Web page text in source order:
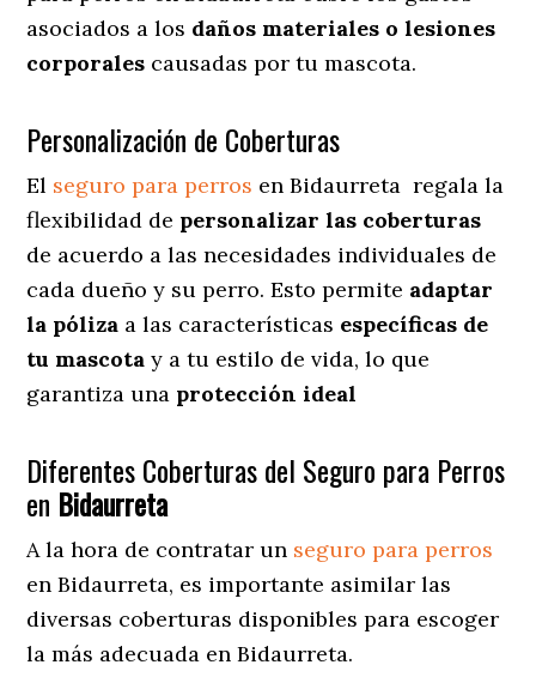
asociados a los daños materiales o lesiones
corporales causadas por tu mascota.
Personalización de Coberturas
El seguro para perros en Bidaurreta regala la
flexibilidad de personalizar las coberturas
de acuerdo a las necesidades individuales de
cada dueño y su perro. Esto permite adaptar
la póliza a las características específicas de
tu mascota y a tu estilo de vida, lo que
garantiza una protección ideal
Diferentes Coberturas del Seguro para Perros
en Bidaurreta
A la hora de contratar un seguro para perros
en Bidaurreta, es importante asimilar las
diversas coberturas disponibles para escoger
la más adecuada en Bidaurreta.